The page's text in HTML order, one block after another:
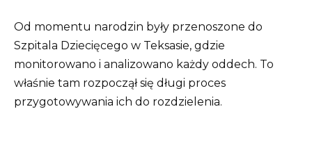
Od momentu narodzin były przenoszone do
Szpitala Dziecięcego w Teksasie, gdzie
monitorowano i analizowano każdy oddech. To
właśnie tam rozpoczął się długi proces
przygotowywania ich do rozdzielenia.